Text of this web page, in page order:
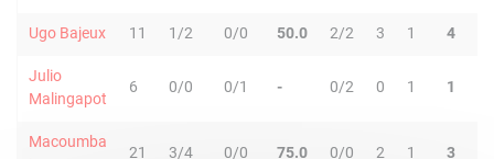
Ugo Bajeux 11 1/2 0/0 50.0 2/2 3 1 4
Julio
Malingapot
6 0/0 0/1 - 0/2 0 1 1
Macoumba
21 3/4 0/0 75.0 0/0 2 1 3